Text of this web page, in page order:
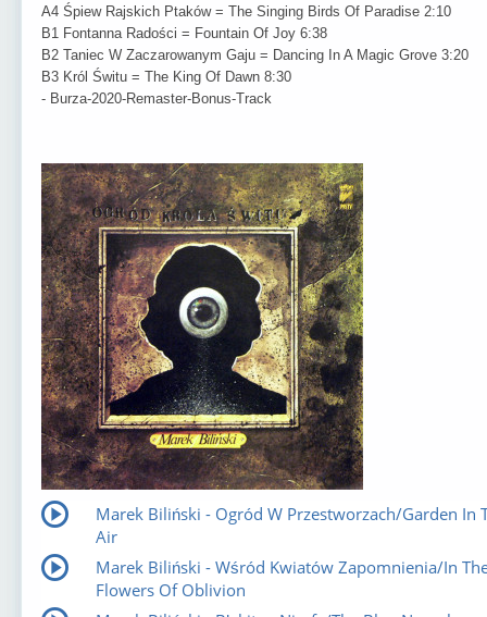
A4 Śpiew Rajskich Ptaków = The Singing Birds Of Paradise 2:10
B1 Fontanna Radości = Fountain Of Joy 6:38
B2 Taniec W Zaczarowanym Gaju = Dancing In A Magic Grove 3:20
B3 Król Świtu = The King Of Dawn 8:30
- Burza-2020-Remaster-Bonus-Track
Marek Biliński - Ogród W Przestworzach/Garden In
Air
Marek Biliński - Wśród Kwiatów Zapomnienia/In
Flowers Of Oblivion